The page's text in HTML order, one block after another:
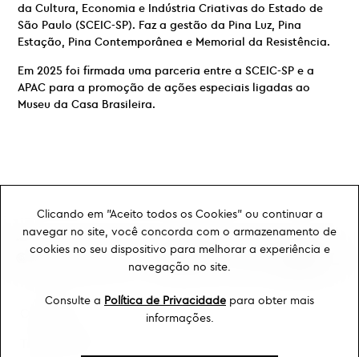
da Cultura, Economia e Indústria Criativas do Estado de
São Paulo (SCEIC-SP). Faz a gestão da Pina Luz, Pina
Estação, Pina Contemporânea e Memorial da Resistência.
Em 2025 foi firmada uma parceria entre a SCEIC-SP e a
APAC para a promoção de ações especiais ligadas ao
Museu da Casa Brasileira.
Clicando em "Aceito todos os Cookies" ou continuar a
navegar no site, você concorda com o armazenamento de
cookies no seu dispositivo para melhorar a experiência e
navegação no site.
Consulte a Política de Privacidade para obter mais
informações.